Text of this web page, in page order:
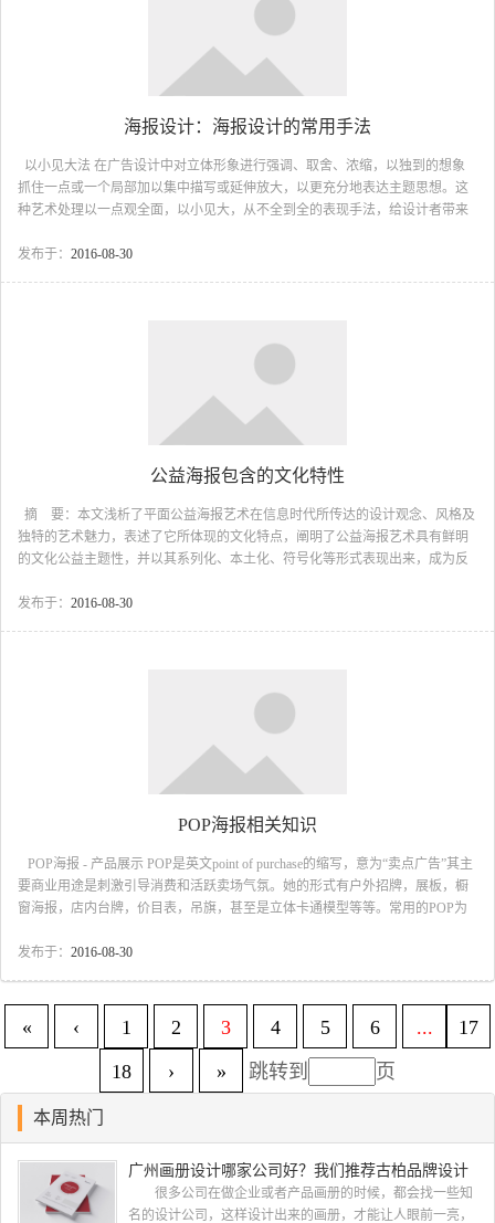
海报设计：海报设计的常用手法
以小见大法 在广告设计中对立体形象进行强调、取舍、浓缩，以独到的想象
抓住一点或一个局部加以集中描写或延伸放大，以更充分地表达主题思想。这
种艺术处理以一点观全面，以小见大，从不全到全的表现手法，给设计者带来
生动的情趣和丰富的联想。 以小见大中的“小”，是广告画面描写的焦点和视觉
发布于： 2016-08-30
公益海报包含的文化特性
摘 要：本文浅析了平面公益海报艺术在信息时代所传达的设计观念、风格及
独特的艺术魅力，表述了它所体现的文化特点，阐明了公益海报艺术具有鲜明
的文化公益主题性，并以其系列化、本土化、符号化等形式表现出来，成为反
报 文化特质 在图形语言成为优势传播的信息时代，我们已跨入一个设计文化
发布于： 2016-08-30
POP海报相关知识
POP海报 - 产品展示 POP是英文point of purchase的缩写，意为“卖点广告”其主
要商业用途是刺激引导消费和活跃卖场气氛。她的形式有户外招牌，展板，橱
窗海报，店内台牌，价目表，吊旗，甚至是立体卡通模型等等。常用的POP为
唤起购买欲，她作为一种低价高效的广告方式已被广泛应用。 一、POP的制作
发布于： 2016-08-30
« ‹ 1 2 3 4 5 6 ...
17
18
› » 跳转到 页
本周热门
广州画册设计哪家公司好？我们推荐古柏品牌设计
很多公司在做企业或者产品画册的时候，都会找一些知
名的设计公司，这样设计出来的画册，才能让人眼前一亮，